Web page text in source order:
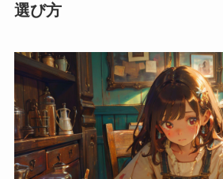
選び方